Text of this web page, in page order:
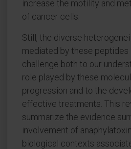
increase the motility and
of cancer cells.
Still, the diverse
mediated by these peptides
challenge both to our
role played by these
progression and to the
effective treatments. This
summarize the evidence
involvement of
biological contexts